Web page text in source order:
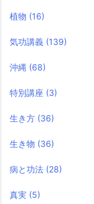
植物 (16)
気功講義 (139)
沖縄 (68)
特別講座 (3)
生き方 (36)
生き物 (36)
病と功法 (28)
真実 (5)